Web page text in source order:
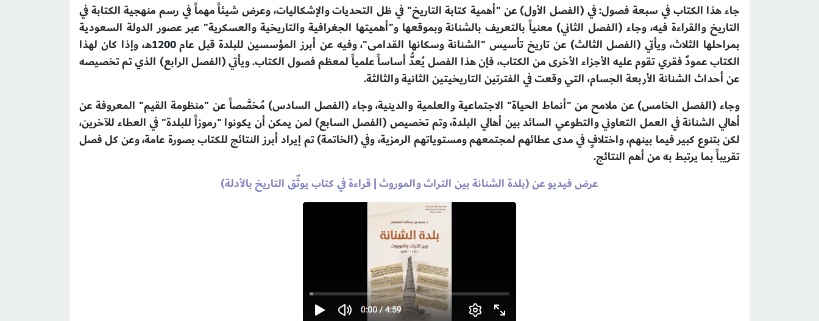
جاء هذا الكتاب في سبعة فصول: في (الفصل الأول) عن "أهمية كتابة التاريخ" في ظل التحديات والإشكاليات، وعرض شيئاً مهماً في رسم منهجية الكتابة في
التاريخ والقراءة فيه، وجاء (الفصل الثاني) معنياً بالتعريف بالشنانة وبموقعها و"أهميتها الجغرافية والتاريخية والعسكرية" عبر عصور الدولة السعودية
بمراحلها الثلاث، ويأتي (الفصل الثالث) عن تاريخ تأسيس "الشنانة وسكانها القدامى"، وفيه عن أبرز المؤسسين للبلدة قبل عام 1200هـ، وإذا كان لهذا
الكتاب عمودٌ فقري تقوم عليه الأجزاء الأخرى من الكتاب، فإن هذا الفصل يُعدُّ أساساً علمياً لمعظم فصول الكتاب. ويأتي (الفصل الرابع) الذي تم تخصيصه
عن أحداث الشنانة الأربعة الجسام، التي وقعت في الفترتين التاريخيتين الثانية والثالثة.
وجاء (الفصل الخامس) عن ملامح من "أنماط الحياة" الاجتماعية والعلمية والدينية، وجاء (الفصل السادس) مُخصَّصاً عن "منظومة القيم" المعروفة عن
أهالي الشنانة في العمل التعاوني والتطوعي السائد بين أهالي البلدة، وتم تخصيص (الفصل السابع) لمن يمكن أن يكونوا "رموزاً للبلدة" في العطاء للآخرين،
لكن بتنوع كبير فيما بينهم، واختلافٍ في مدى عطائهم لمجتمعهم ومستوياتهم الرمزية، وفي (الخاتمة) تم إيراد أبرز النتائج للكتاب بصورة عامة، وعن كل فصل
تقريباً بما يرتبط به من أهم النتائج.
عرض فيديو عن (بلدة الشنانة بين التراث والموروث | قراءة في كتاب يوثّق التاريخ بالأدلة)